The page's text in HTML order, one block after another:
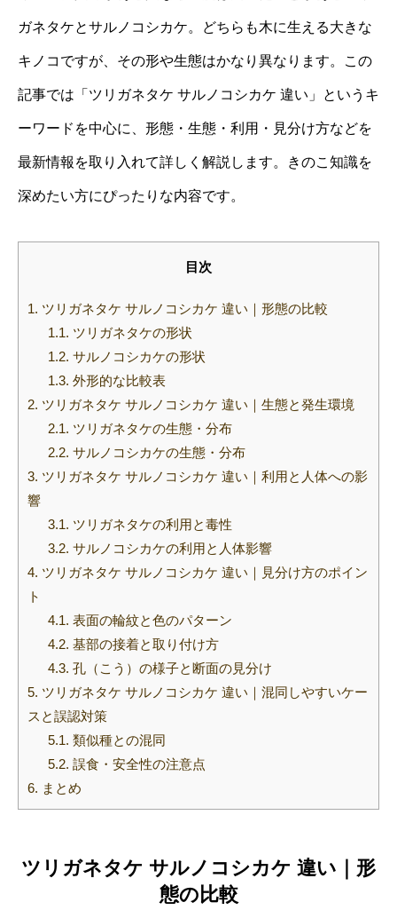
ガネタケとサルノコシカケ。どちらも木に生える大きな
キノコですが、その形や生態はかなり異なります。この
記事では「ツリガネタケ サルノコシカケ 違い」というキ
ーワードを中心に、形態・生態・利用・見分け方などを
最新情報を取り入れて詳しく解説します。きのこ知識を
深めたい方にぴったりな内容です。
目次
1. ツリガネタケ サルノコシカケ 違い｜形態の比較
1.1. ツリガネタケの形状
1.2. サルノコシカケの形状
1.3. 外形的な比較表
2. ツリガネタケ サルノコシカケ 違い｜生態と発生環境
2.1. ツリガネタケの生態・分布
2.2. サルノコシカケの生態・分布
3. ツリガネタケ サルノコシカケ 違い｜利用と人体への影
響
3.1. ツリガネタケの利用と毒性
3.2. サルノコシカケの利用と人体影響
4. ツリガネタケ サルノコシカケ 違い｜見分け方のポイン
ト
4.1. 表面の輪紋と色のパターン
4.2. 基部の接着と取り付け方
4.3. 孔（こう）の様子と断面の見分け
5. ツリガネタケ サルノコシカケ 違い｜混同しやすいケー
スと誤認対策
5.1. 類似種との混同
5.2. 誤食・安全性の注意点
6. まとめ
ツリガネタケ サルノコシカケ 違い｜形
態の比較